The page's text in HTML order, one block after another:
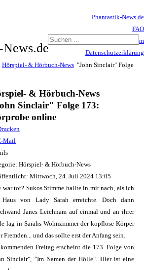
Phantastik-News.de
FAQ
Impressum
Datenschutzerklärung
Haftungsausschluss
Hörspiel- & Hörbuch-News "John Sinclair" Folge
& Hörbuch-News
Sinclair" Folge 173:
online
Hörspiel- & Hörbuch-News
Mittwoch, 24. Juli 2024 13:05
war tot? Sukos Stimme hallte in mir nach, als ich
Haus von Lady Sarah erreichte. Doch dann
Janes Leichnam auf einmal und an ihrer
lag in Sarahs Wohnzimmer der kopflose Körper
Fremden... und das sollte erst der Anfang sein.
Freitag erscheint die 173. Folge von
Sinclair", "Im Namen der Hölle". Hier ist eine